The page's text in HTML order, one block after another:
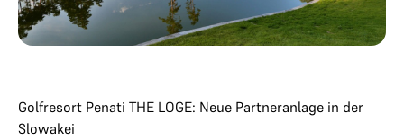
Golfresort Penati THE LOGE: Neue Partneranlage in der
Slowakei